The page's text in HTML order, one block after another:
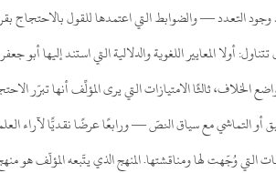
التعدد — والضوابط التي اعتمدها للقول بالاحتجاج
المعايير اللغوية والدلالية التي استند إليها أبو
الخلاف، ثالثًا الامتيازات التي يرى المؤلِّف أنها تبرّر
أو التماشي مع سياق النصّ — ورابعًا عرضًا نقديًّا لآراء
التي وُجّهت لها ومناقشتها. المنهج الذي يتّبعه المؤلّف هو